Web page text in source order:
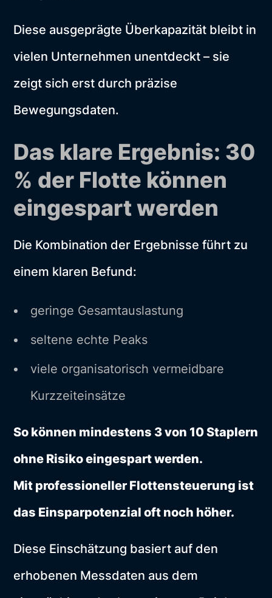
Diese ausgeprägte Überkapazität bleibt in
vielen Unternehmen unentdeckt – sie
zeigt sich erst durch präzise
Bewegungsdaten.
Das klare Ergebnis: 30
% der Flotte können
eingespart werden
Die Kombination der Ergebnisse führt zu
einem klaren Befund:
geringe Gesamtauslastung
seltene echte Peaks
viele organisatorisch vermeidbare
Kurzzeiteinsätze
So können mindestens 3 von 10 Staplern
ohne Risiko eingespart werden.
Mit professioneller Flottensteuerung ist
das Einsparpotenzial oft noch höher.
Diese Einschätzung basiert auf den
erhobenen Messdaten aus dem